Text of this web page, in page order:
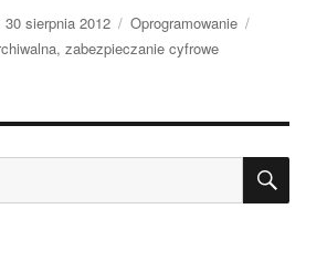
Data
publikacji
30 sierpnia 2012 Kategorie
Oprogramowanie
,zabezpieczanie cyfrowe